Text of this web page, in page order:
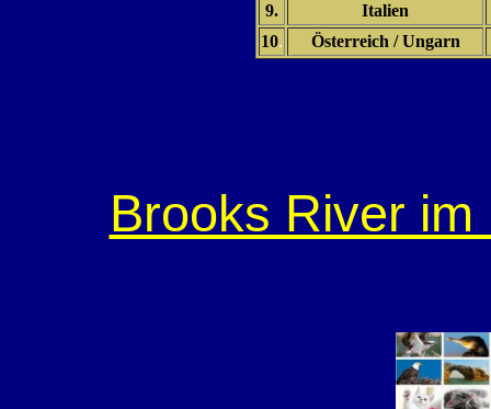
9.
Italien
10. Österreich / Ungarn
Brooks River